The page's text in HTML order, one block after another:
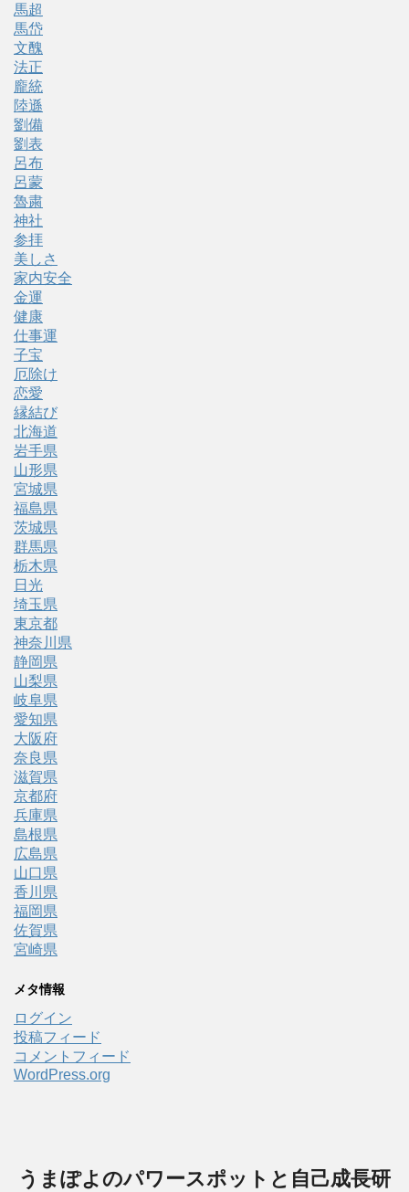
馬超
馬岱
文醜
法正
龐統
陸遜
劉備
劉表
呂布
呂蒙
魯粛
神社
参拝
美しさ
家内安全
金運
健康
仕事運
子宝
厄除け
恋愛
縁結び
北海道
岩手県
山形県
宮城県
福島県
茨城県
群馬県
栃木県
日光
埼玉県
東京都
神奈川県
静岡県
山梨県
岐阜県
愛知県
大阪府
奈良県
滋賀県
京都府
兵庫県
島根県
広島県
山口県
香川県
福岡県
佐賀県
宮崎県
メタ情報
ログイン
投稿フィード
コメントフィード
WordPress.org
うまぽよのパワースポットと自己成長研